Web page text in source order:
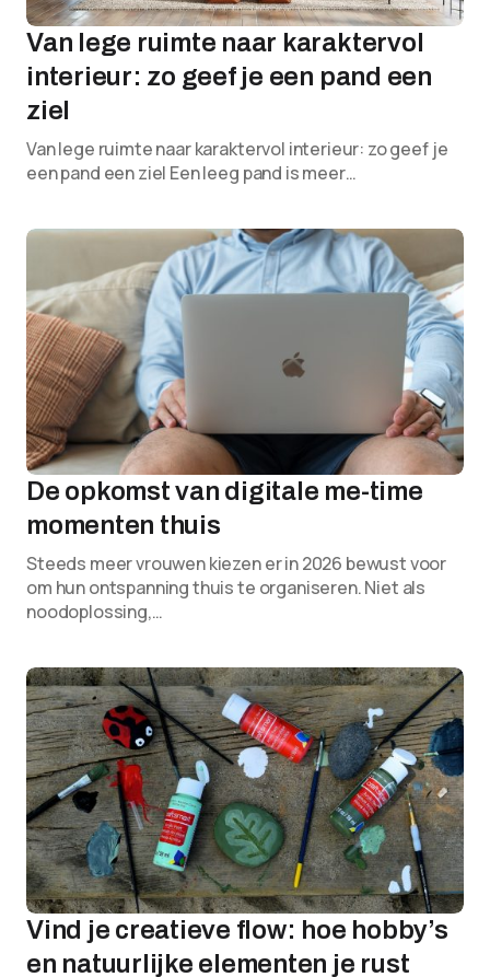
Van lege ruimte naar karaktervol
interieur: zo geef je een pand een
ziel
Van lege ruimte naar karaktervol interieur: zo geef je
een pand een ziel Een leeg pand is meer…
De opkomst van digitale me-time
momenten thuis
Steeds meer vrouwen kiezen er in 2026 bewust voor
om hun ontspanning thuis te organiseren. Niet als
noodoplossing,…
Vind je creatieve flow: hoe hobby’s
en natuurlijke elementen je rust